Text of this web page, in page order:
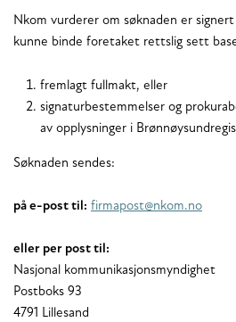
Nkom vurderer om søknaden er signert
kunne binde foretaket rettslig sett
fremlagt fullmakt, eller
signaturbestemmelser og
av opplysninger i
Søknaden sendes:
på e-post til: firmapost@nkom.no
eller per post til:
Nasjonal kommunikasjonsmyndighet
Postboks 93
4791 Lillesand